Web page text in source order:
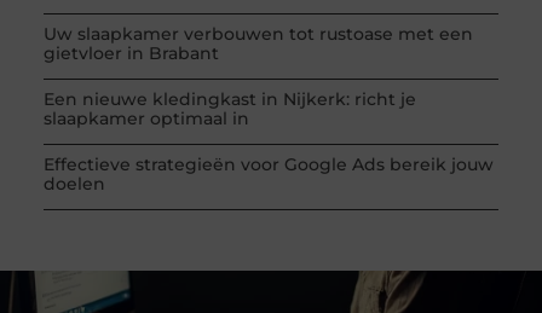
Uw slaapkamer verbouwen tot rustoase met een
gietvloer in Brabant
Een nieuwe kledingkast in Nijkerk: richt je
slaapkamer optimaal in
Effectieve strategieën voor Google Ads bereik jouw
doelen